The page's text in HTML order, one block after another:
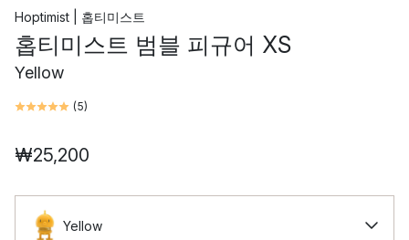
Hoptimist | 홉티미스트
홉티미스트 범블 피규어 XS
Yellow
(5)
₩25,200
Yellow